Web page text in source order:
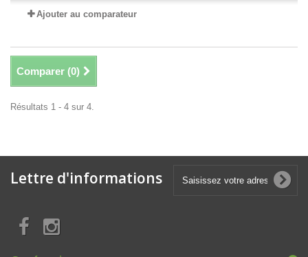
Ajouter au comparateur
Comparer (0)
Résultats 1 - 4 sur 4.
Lettre d'informations